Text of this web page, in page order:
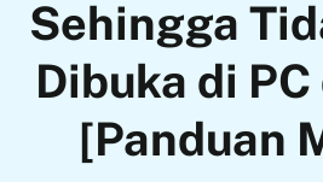
Sehingga
Dibuka di
[Panduan